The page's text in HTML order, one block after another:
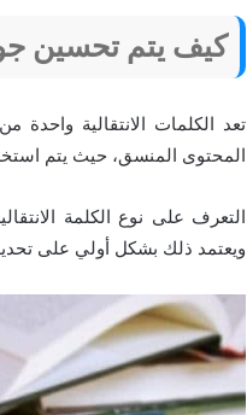
كيف يتم تحسين
تعد الكلمات الانتقالية
المحتوى المنسق، حيث يتم
التعرف على نوع الكلمة
ويعتمد ذلك بشكل أولي على